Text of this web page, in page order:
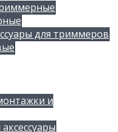
для триммеров
и